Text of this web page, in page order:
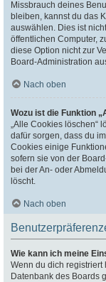
Missbrauch deines
bleiben, kannst du das
auswählen. Dies ist
öffentlichen Computer,
diese Option nicht zur
Board-Administration
Nach oben
Wozu ist die Funktion
„Alle Cookies löschen“
dafür sorgen, dass du
Cookies einige
sofern sie von der
bei der An- oder
löscht.
Nach oben
Wie kann ich meine
Wenn du dich
Datenbank des Boards